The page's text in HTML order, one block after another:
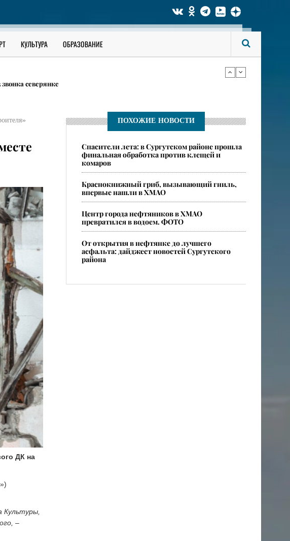
КУЛЬТУРА ОБРАЗОВАНИЕ
северянке
утонувшего в Оби мужчину
начали появляться опасные ядовитые пауки
ДК на
–
ПОХОЖИЕ НОВОСТИ
Спасители лета: в Сургутском районе прошла
финальная обработка против клещей и
комаров
​Краснокнижный гриб, вызывающий гниль,
впервые нашли в ХМАО
Центр города нефтяников в ХМАО
превратился в водоем. ФОТО
От открытия в нефтянке до лучшего
асфальта: дайджест новостей Сургутского
района